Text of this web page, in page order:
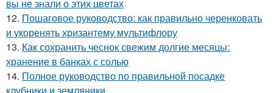
вы не знали о этих цветах
12. Пошаговое руководство: как правильно черенковать
и укоренять хризантему мультифлору
13. Как сохранить чеснок свежим долгие месяцы:
хранение в банках с солью
14. Полное руководство по правильной посадке
клубники и земляники